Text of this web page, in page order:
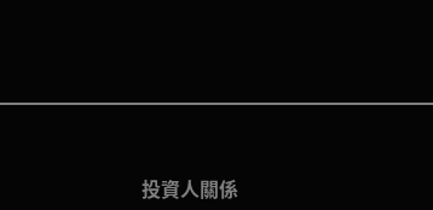
投資人關係